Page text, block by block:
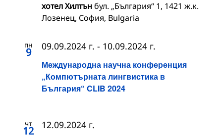
хотел Хилтънбул. „България“ 1, 1421 ж.к.
Лозенец, София, Bulgaria
пн
9
Международна научна конференция
„Компютърната лингвистика в
България“ CLIB 2024
09.09.2024 г. - 10.09.2024 г.
чт
12 12.09.2024 г.